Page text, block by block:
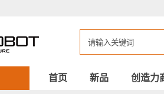
首页 新品 创造力